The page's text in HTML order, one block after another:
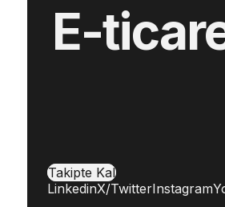
E-
Takipte Kal
LinkedinX/TwitterInstagram